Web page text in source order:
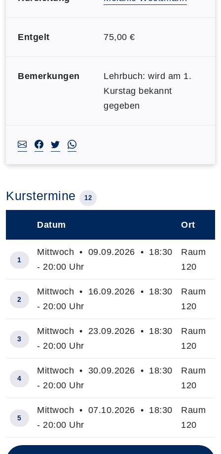
Entgelt 75,00 €
Bemerkungen
Lehrbuch: wird am 1.
Kurstag bekannt
gegeben
Kurstermine 12
Insgesamt gibt es 12 Termine zum diesen Kurs
Datum Ort
1
Mittwoch • 09.09.2026 • 18:30
- 20:00 Uhr
Raum
120
2
Mittwoch • 16.09.2026 • 18:30
- 20:00 Uhr
Raum
120
3
Mittwoch • 23.09.2026 • 18:30
- 20:00 Uhr
Raum
120
4
Mittwoch • 30.09.2026 • 18:30
- 20:00 Uhr
Raum
120
5
Mittwoch • 07.10.2026 • 18:30
- 20:00 Uhr
Raum
120